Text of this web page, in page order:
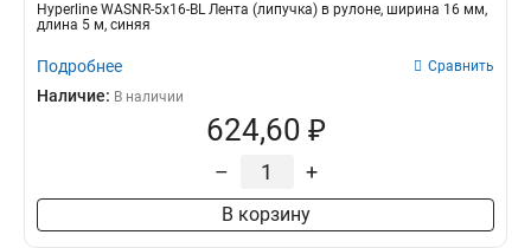
Hyperline WASNR-5x16-BL Лента (липучка) в рулоне, ширина 16 мм,
длина 5 м, синяя
Подробнее Сравнить
Наличие: В наличии
624,60 ₽
– +
В корзину